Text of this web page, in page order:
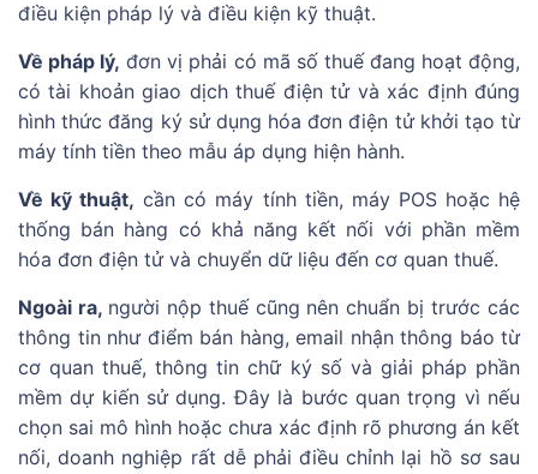
điều kiện pháp lý và điều kiện kỹ thuật.
Về pháp lý, đơn vị phải có mã số thuế đang hoạt động,
có tài khoản giao dịch thuế điện tử và xác định đúng
hình thức đăng ký sử dụng hóa đơn điện tử khởi tạo từ
máy tính tiền theo mẫu áp dụng hiện hành.
Về kỹ thuật, cần có máy tính tiền, máy POS hoặc hệ
thống bán hàng có khả năng kết nối với phần mềm
hóa đơn điện tử và chuyển dữ liệu đến cơ quan thuế.
Ngoài ra, người nộp thuế cũng nên chuẩn bị trước các
thông tin như điểm bán hàng, email nhận thông báo từ
cơ quan thuế, thông tin chữ ký số và giải pháp phần
mềm dự kiến sử dụng. Đây là bước quan trọng vì nếu
chọn sai mô hình hoặc chưa xác định rõ phương án kết
nối, doanh nghiệp rất dễ phải điều chỉnh lại hồ sơ sau